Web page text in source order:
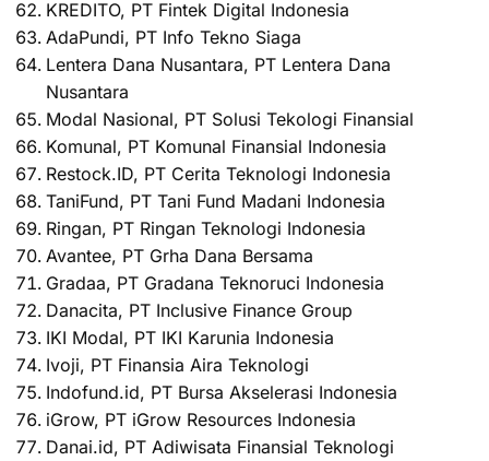
KREDITO, PT Fintek Digital Indonesia
AdaPundi, PT Info Tekno Siaga
Lentera Dana Nusantara, PT Lentera Dana
Nusantara
Modal Nasional, PT Solusi Tekologi Finansial
Komunal, PT Komunal Finansial Indonesia
Restock.ID, PT Cerita Teknologi Indonesia
TaniFund, PT Tani Fund Madani Indonesia
Ringan, PT Ringan Teknologi Indonesia
Avantee, PT Grha Dana Bersama
Gradaa, PT Gradana Teknoruci Indonesia
Danacita, PT Inclusive Finance Group
IKI Modal, PT IKI Karunia Indonesia
Ivoji, PT Finansia Aira Teknologi
Indofund.id, PT Bursa Akselerasi Indonesia
iGrow, PT iGrow Resources Indonesia
Danai.id, PT Adiwisata Finansial Teknologi